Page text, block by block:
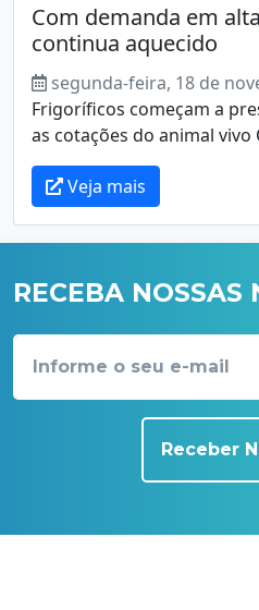
Com demanda em
continua aquecido
segunda-feira, 18 de
Frigoríficos começam a
as cotações do animal vivo
Veja mais
RECEBA NOSSAS
Receber